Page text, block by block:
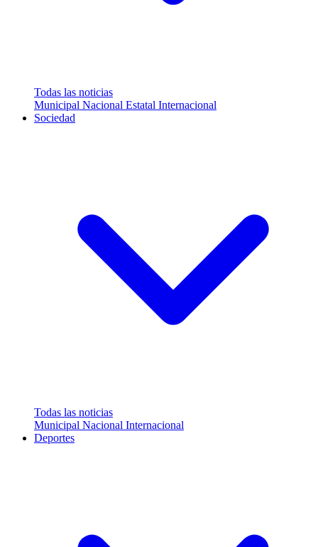
Todas las noticias
Municipal Nacional Estatal Internacional
Sociedad
Todas las noticias
Municipal Nacional Internacional
Deportes